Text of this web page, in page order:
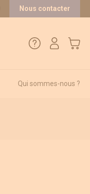
10/10 sur 36 avis
Nous contacter
Mon
Qui sommes-nous ?